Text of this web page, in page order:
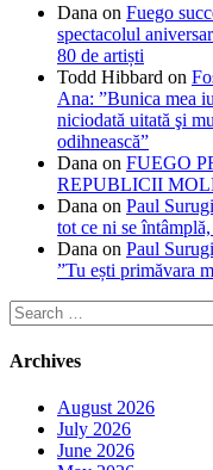
Dana on Fuego
spectacolul
80 de artiști
Todd Hibbard on
Ana: ”Bunica mea
niciodată uitată şi
odihnească”
Dana on FUEGO
REPUBLICII
Dana on Paul
tot ce ni se
Dana on Paul
”Tu ești primăvara
Search
for:
Archives
August 2026
July 2026
June 2026